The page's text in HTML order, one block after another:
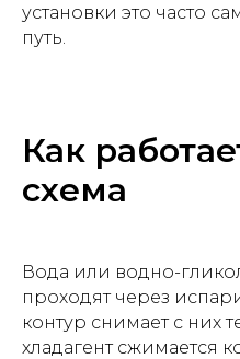
установки это часто
путь.
Как
схема
Вода или водно-
проходят через
контур снимает с них
хладагент сжимается